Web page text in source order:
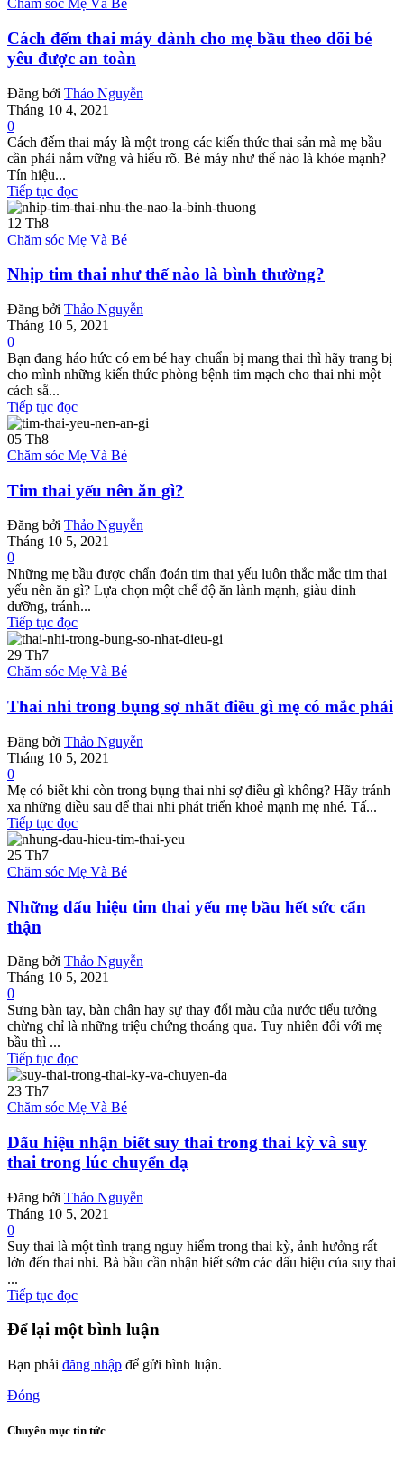
Chăm sóc Mẹ Và Bé
Cách đếm thai máy dành cho mẹ bầu theo dõi bé
yêu được an toàn
Đăng bởi Thảo Nguyễn
Tháng 10 4, 2021
0
Cách đếm thai máy là một trong các kiến thức thai sản mà mẹ bầu
cần phải nắm vững và hiểu rõ. Bé máy như thế nào là khỏe mạnh?
Tín hiệu...
Tiếp tục đọc
12 Th8
Chăm sóc Mẹ Và Bé
Nhịp tim thai như thế nào là bình thường?
Đăng bởi Thảo Nguyễn
Tháng 10 5, 2021
0
Bạn đang háo hức có em bé hay chuẩn bị mang thai thì hãy trang bị
cho mình những kiến thức phòng bệnh tim mạch cho thai nhi một
cách sẵ...
Tiếp tục đọc
05 Th8
Chăm sóc Mẹ Và Bé
Tim thai yếu nên ăn gì?
Đăng bởi Thảo Nguyễn
Tháng 10 5, 2021
0
Những mẹ bầu được chẩn đoán tim thai yếu luôn thắc mắc tim thai
yếu nên ăn gì? Lựa chọn một chế độ ăn lành mạnh, giàu dinh
dưỡng, tránh...
Tiếp tục đọc
29 Th7
Chăm sóc Mẹ Và Bé
Thai nhi trong bụng sợ nhất điều gì mẹ có mắc phải
Đăng bởi Thảo Nguyễn
Tháng 10 5, 2021
0
Mẹ có biết khi còn trong bụng thai nhi sợ điều gì không? Hãy tránh
xa những điều sau để thai nhi phát triển khoẻ mạnh mẹ nhé. Tấ...
Tiếp tục đọc
25 Th7
Chăm sóc Mẹ Và Bé
Những dấu hiệu tim thai yếu mẹ bầu hết sức cẩn
thận
Đăng bởi Thảo Nguyễn
Tháng 10 5, 2021
0
Sưng bàn tay, bàn chân hay sự thay đổi màu của nước tiểu tưởng
chừng chỉ là những triệu chứng thoáng qua. Tuy nhiên đối với mẹ
bầu thì ...
Tiếp tục đọc
23 Th7
Chăm sóc Mẹ Và Bé
Dấu hiệu nhận biết suy thai trong thai kỳ và suy
thai trong lúc chuyển dạ
Đăng bởi Thảo Nguyễn
Tháng 10 5, 2021
0
Suy thai là một tình trạng nguy hiểm trong thai kỳ, ảnh hưởng rất
lớn đến thai nhi. Bà bầu cần nhận biết sớm các dấu hiệu của suy thai
...
Tiếp tục đọc
Để lại một bình luận
Bạn phải đăng nhập để gửi bình luận.
Đóng
Chuyên mục tin tức